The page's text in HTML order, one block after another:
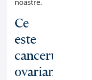
noastre.
Ce
este
cancerul
ovarian?